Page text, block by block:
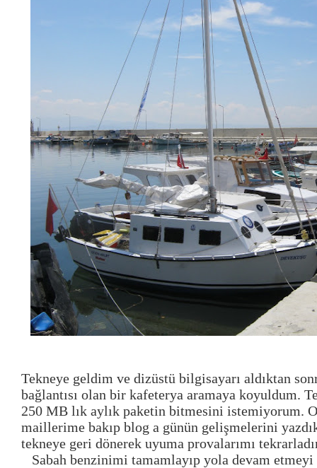
Tekneye geldim ve dizüstü bilgisayarı aldıktan
bağlantısı olan bir kafeterya aramaya koyuldum.
250 MB lık aylık paketin bitmesini istemiyorum.
maillerime bakıp blog a günün gelişmelerini
tekneye geri dönerek uyuma provalarımı
Sabah benzinimi tamamlayıp yola devam